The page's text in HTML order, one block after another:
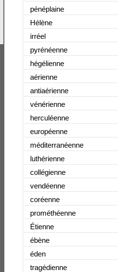
pénéplaine
Hélène
irréel
pyrénéenne
hégélienne
aérienne
antiaérienne
vénérienne
herculéenne
européenne
méditerranéenne
luthérienne
collégienne
vendéenne
coréenne
prométhéenne
Étienne
ébène
éden
tragédienne